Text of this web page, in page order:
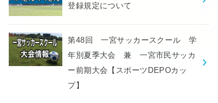
登録規定について
第48回 一宮サッカースクール 学
年別夏季大会 兼 一宮市民サッカ
ー前期大会【スポーツDEPOカッ
プ】